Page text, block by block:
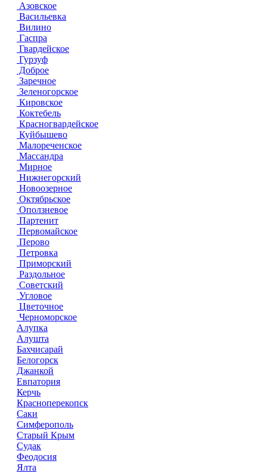
Азовское
Васильевка
Вилино
Гаспра
Гвардейское
Гурзуф
Доброе
Заречное
Зеленогорское
Кировское
Коктебель
Красногвардейское
Куйбышево
Малореченское
Массандра
Мирное
Нижнегорский
Новоозерное
Октябрьское
Оползневое
Партенит
Первомайское
Перово
Петровка
Приморский
Раздольное
Советский
Угловое
Цветочное
Черноморское
Алупка
Алушта
Бахчисарай
Белогорск
Джанкой
Евпатория
Керчь
Красноперекопск
Саки
Симферополь
Старый Крым
Судак
Феодосия
Ялта